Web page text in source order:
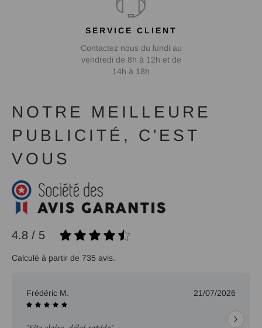
SERVICE CLIENT
Contactez nous du lundi au
vendredi de 8h à 12h et de
14h à 18h
NOTRE MEILLEURE
PUBLICITÉ, C'EST
VOUS
4.8 / 5
Calculé à partir de 735 avis.
Frédéric M. 21/07/2026